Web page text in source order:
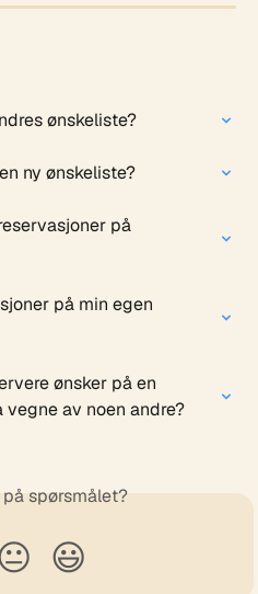
ønskeliste?
ny ønskeliste?
på
på min egen
ønsker på en
av noen andre?
spørsmålet?
😃